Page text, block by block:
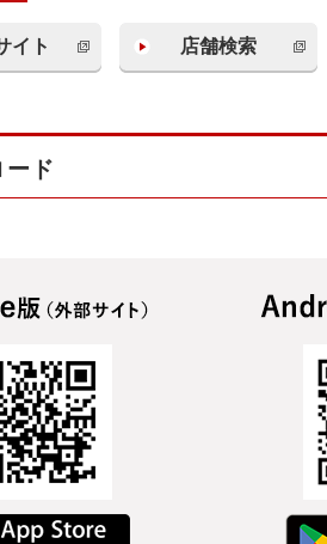
イト 店舗検索
ド